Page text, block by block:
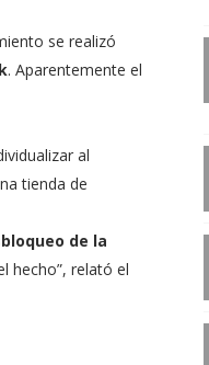
se realizó
. Aparentemente el
al
tienda de
de la
hecho”, relató el